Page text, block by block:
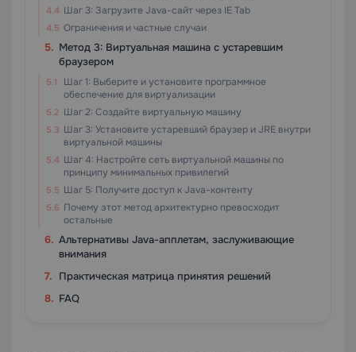
Шаг 3: Загрузите Java-сайт через IE Tab
Ограничения и частные случаи
Метод 3: Виртуальная машина с устаревшим
браузером
Шаг 1: Выберите и установите программное
обеспечение для виртуализации
Шаг 2: Создайте виртуальную машину
Шаг 3: Установите устаревший браузер и JRE внутри
виртуальной машины
Шаг 4: Настройте сеть виртуальной машины по
принципу минимальных привилегий
Шаг 5: Получите доступ к Java-контенту
Почему этот метод архитектурно превосходит
остальные
Альтернативы Java-апплетам, заслуживающие
внимания
Практическая матрица принятия решений
FAQ